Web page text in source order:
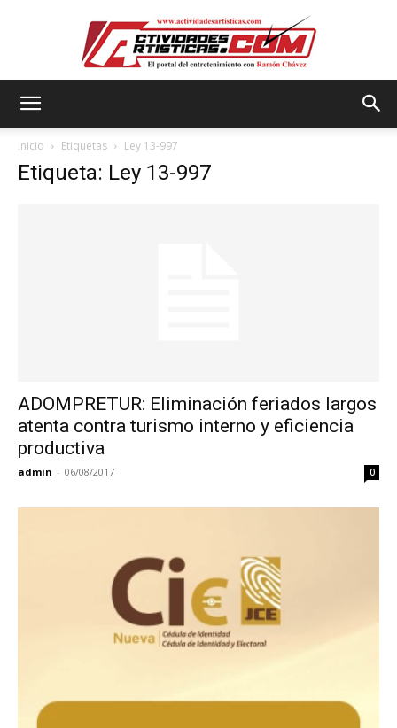
Inicio Etiquetas Ley 13-997
Etiqueta: Ley 13-997
ADOMPRETUR: Eliminación feriados largos
atenta contra turismo interno y eficiencia
productiva
admin - 06/08/2017 0